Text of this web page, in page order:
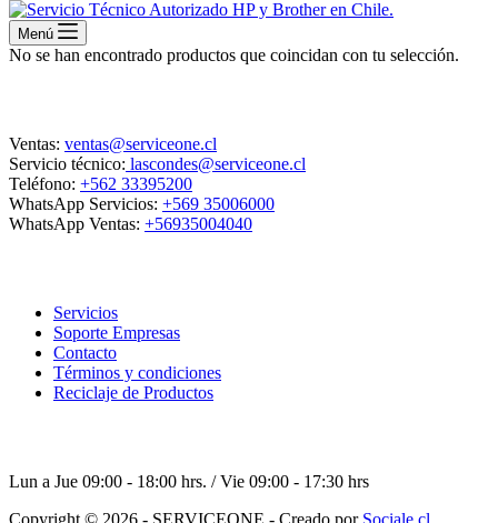
Menú
No se han encontrado productos que coincidan con tu selección.
Ventas: ventas@serviceone.cl
Servicio técnico: lascondes@serviceone.cl
Teléfono: +562 33395200
WhatsApp Servicios: +569 35006000
WhatsApp Ventas: +56935004040
Servicios
Soporte Empresas
Contacto
Términos y condiciones
Reciclaje de Productos
Lun a Jue 09:00 - 18:00 hrs. / Vie 09:00 - 17:30 hrs
Copyright © 2026 - SERVICEONE - Creado por Sociale.cl